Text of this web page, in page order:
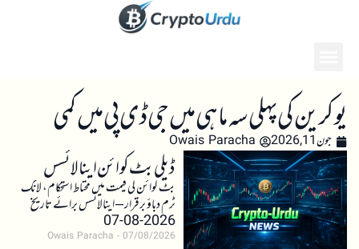
یوکرین کی پہلی سہ ماہی میں جی ڈی پی میں کمی
جون 11, 2026 Owais Paracha
ڈیلی بٹ کوائن اینالائسس
بٹ کوائن کی قیمت میں محتاط استحکام، لانگ
ٹرم دباؤ برقرار – اینالائسس برائے تاریخ
2026-08-07
Owais Paracha 07/08/2026